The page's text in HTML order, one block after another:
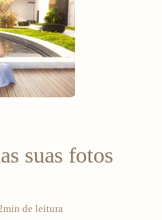
suas fotos
de leitura